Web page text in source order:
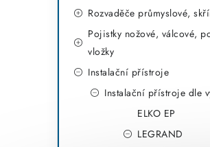
Rozvaděče průmyslové,
Pojistky nožové, válcové,
vložky
Instalační přístroje
Instalační přístroje dle
ELKO EP
LEGRAND